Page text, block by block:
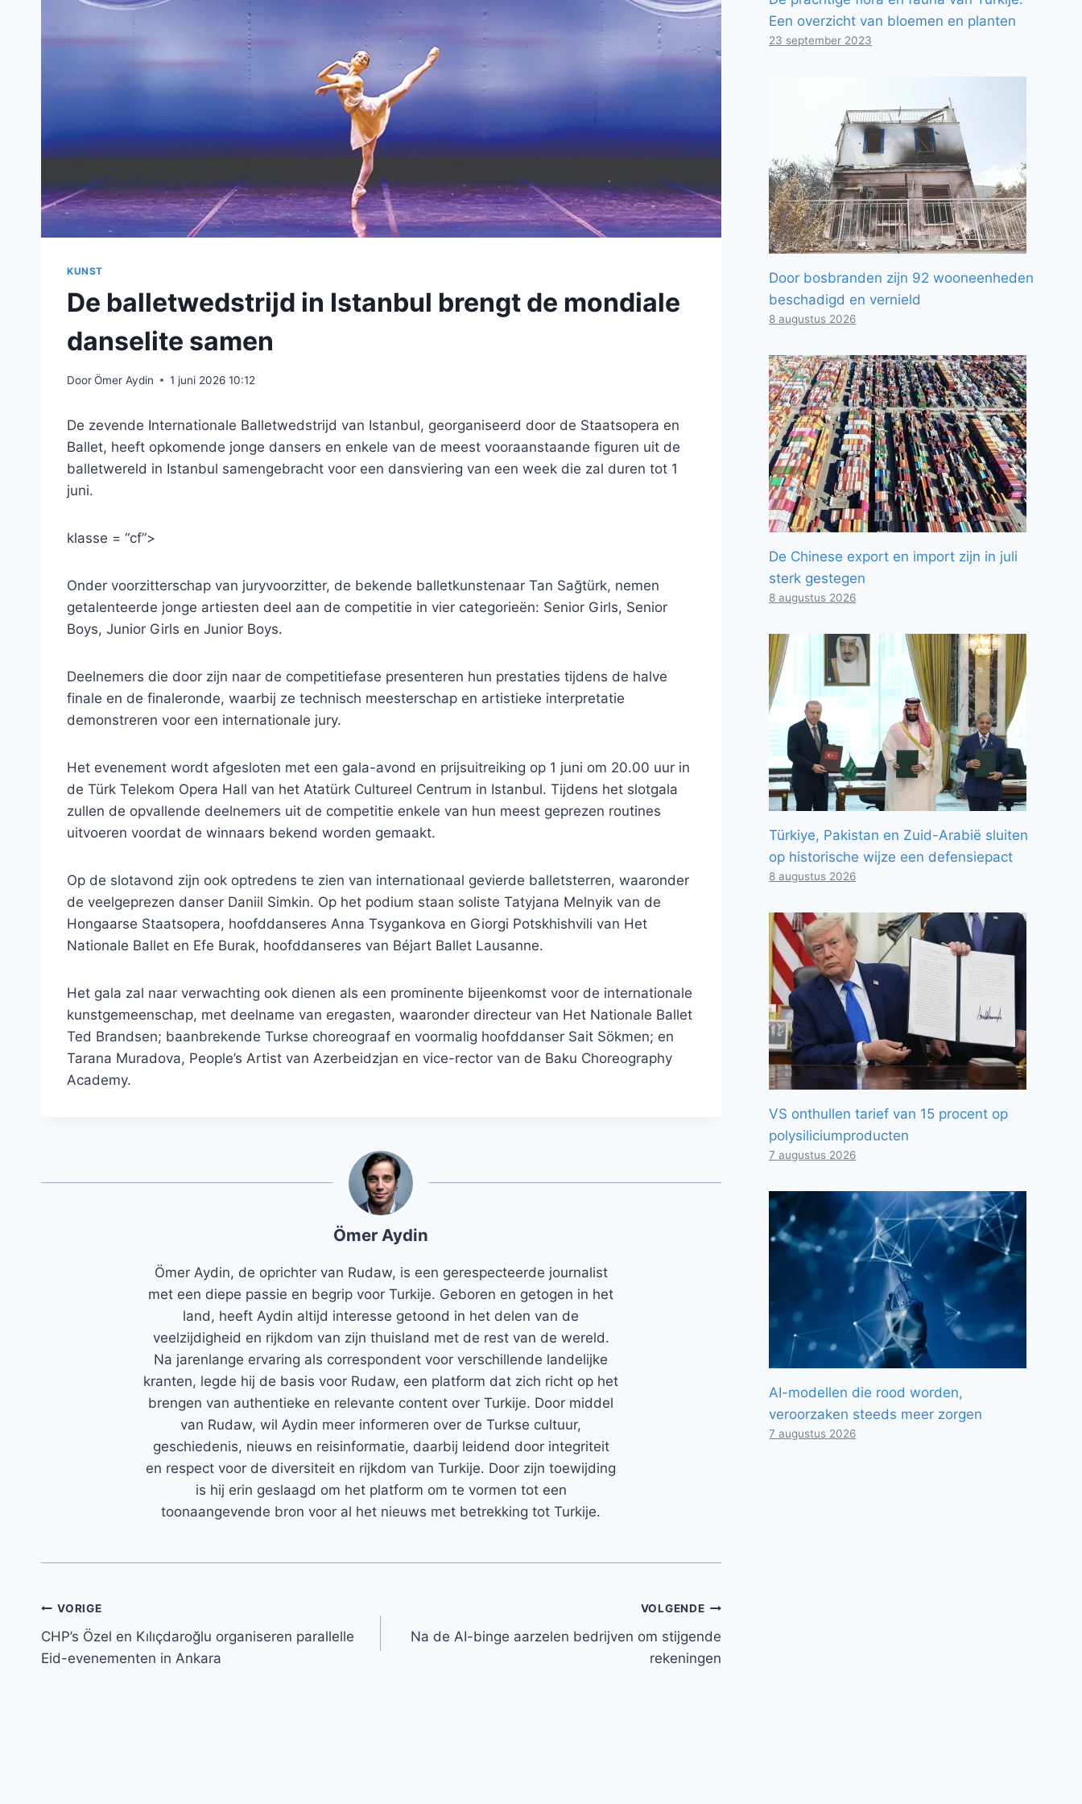
KUNST
De balletwedstrijd in Istanbul brengt de mondiale
danselite samen
DoorÖmer Aydin 1 juni 2026 10:12
De zevende Internationale Balletwedstrijd van Istanbul, georganiseerd door de Staatsopera en
Ballet, heeft opkomende jonge dansers en enkele van de meest vooraanstaande figuren uit de
balletwereld in Istanbul samengebracht voor een dansviering van een week die zal duren tot 1
juni.
klasse = “cf”>
Onder voorzitterschap van juryvoorzitter, de bekende balletkunstenaar Tan Sağtürk, nemen
getalenteerde jonge artiesten deel aan de competitie in vier categorieën: Senior Girls, Senior
Boys, Junior Girls en Junior Boys.
Deelnemers die door zijn naar de competitiefase presenteren hun prestaties tijdens de halve
finale en de finaleronde, waarbij ze technisch meesterschap en artistieke interpretatie
demonstreren voor een internationale jury.
Het evenement wordt afgesloten met een gala-avond en prijsuitreiking op 1 juni om 20.00 uur in
de Türk Telekom Opera Hall van het Atatürk Cultureel Centrum in Istanbul. Tijdens het slotgala
zullen de opvallende deelnemers uit de competitie enkele van hun meest geprezen routines
uitvoeren voordat de winnaars bekend worden gemaakt.
Op de slotavond zijn ook optredens te zien van internationaal gevierde balletsterren, waaronder
de veelgeprezen danser Daniil Simkin. Op het podium staan ​​soliste Tatyjana Melnyik van de
Hongaarse Staatsopera, hoofddanseres Anna Tsygankova en Giorgi Potskhishvili van Het
Nationale Ballet en Efe Burak, hoofddanseres van Béjart Ballet Lausanne.
Het gala zal naar verwachting ook dienen als een prominente bijeenkomst voor de internationale
kunstgemeenschap, met deelname van eregasten, waaronder directeur van Het Nationale Ballet
Ted Brandsen; baanbrekende Turkse choreograaf en voormalig hoofddanser Sait Sökmen; en
Tarana Muradova, People’s Artist van Azerbeidzjan en vice-rector van de Baku Choreography
Academy.
Ömer Aydin
Ömer Aydin, de oprichter van Rudaw, is een gerespecteerde journalist
met een diepe passie en begrip voor Turkije. Geboren en getogen in het
land, heeft Aydin altijd interesse getoond in het delen van de
veelzijdigheid en rijkdom van zijn thuisland met de rest van de wereld.
Na jarenlange ervaring als correspondent voor verschillende landelijke
kranten, legde hij de basis voor Rudaw, een platform dat zich richt op het
brengen van authentieke en relevante content over Turkije. Door middel
van Rudaw, wil Aydin meer informeren over de Turkse cultuur,
geschiedenis, nieuws en reisinformatie, daarbij leidend door integriteit
en respect voor de diversiteit en rijkdom van Turkije. Door zijn toewijding
is hij erin geslaagd om het platform om te vormen tot een
toonaangevende bron voor al het nieuws met betrekking tot Turkije.
Bericht
navigatie
VORIGE
CHP’s Özel en Kılıçdaroğlu organiseren parallelle
Eid-evenementen in Ankara
VOLGENDE
Na de AI-binge aarzelen bedrijven om stijgende
rekeningen
Een overzicht van bloemen en planten
23 september 2023
Door bosbranden zijn 92 wooneenheden
beschadigd en vernield
8 augustus 2026
De Chinese export en import zijn in juli
sterk gestegen
8 augustus 2026
Türkiye, Pakistan en Zuid-Arabië sluiten
op historische wijze een defensiepact
8 augustus 2026
VS onthullen tarief van 15 procent op
polysiliciumproducten
7 augustus 2026
AI-modellen die rood worden,
veroorzaken steeds meer zorgen
7 augustus 2026